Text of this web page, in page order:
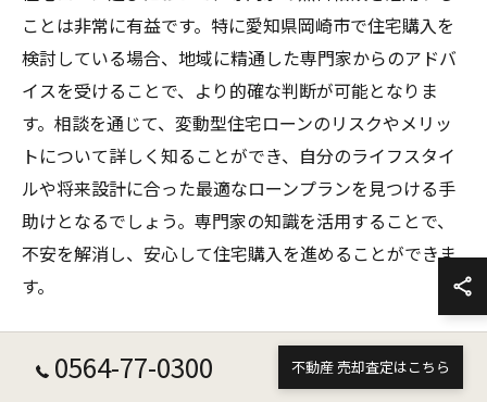
ことは非常に有益です。特に愛知県岡崎市で住宅購入を
検討している場合、地域に精通した専門家からのアドバ
イスを受けることで、より的確な判断が可能となりま
す。相談を通じて、変動型住宅ローンのリスクやメリッ
トについて詳しく知ることができ、自分のライフスタイ
ルや将来設計に合った最適なローンプランを見つける手
助けとなるでしょう。専門家の知識を活用することで、
不安を解消し、安心して住宅購入を進めることができま
す。
住宅ローン契約時の失敗を防ぐポイント
住宅ローン契約は一生に一度の大きな決断です。そのた
0564-77-0300 不動産 売却査定はこちら